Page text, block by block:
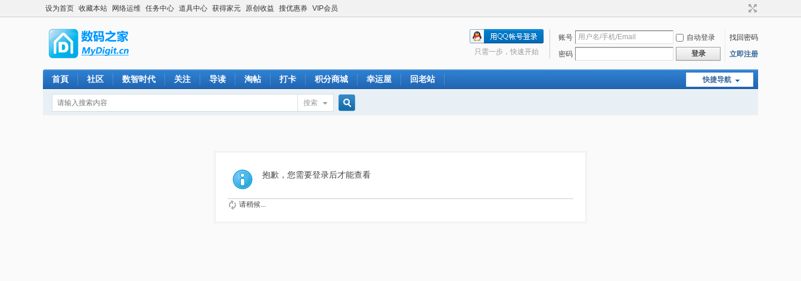
设为首页 收藏本站 网络运维 任务中心 道具中心 获得家元 原创收益 搜优惠券 VIP会员
账号 自动登录
找回密码
密码
登录 立即注册
只需一步，快速开始
快捷导航
首頁 社区 数智时代 关注 导读 淘帖 打卡 积分商城 幸运屋 回老站
搜索
索
抱歉，您需要登录后才能查看
请稍候...